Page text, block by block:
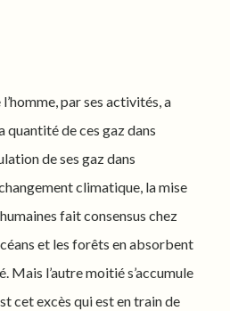
par ses activités, a
de ces gaz dans
de ses gaz dans
climatique, la mise
fait consensus chez
et les forêts en absorbent
Mais l’autre moitié s’accumule
cet excès qui est en train de